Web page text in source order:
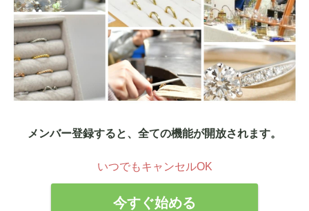
メンバー登録すると、全ての機能が開放されます。
いつでもキャンセルOK
今すぐ始める